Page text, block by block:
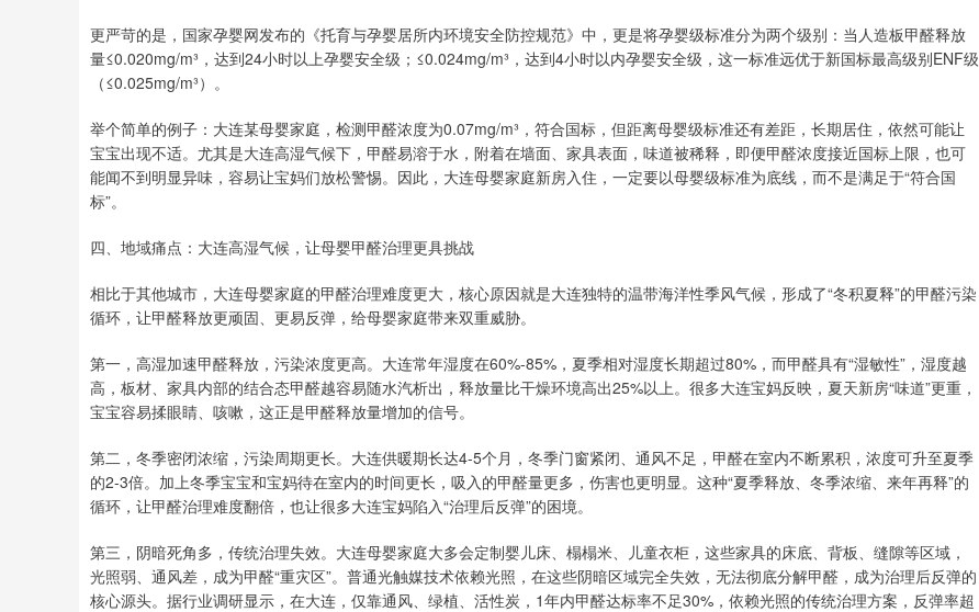
更严苛的是，国家孕婴网发布的《托育与孕婴居所内环境安全防控规范》中，更是将孕婴级标准分为两个级别：当人造板甲醛释放
量≤0.020mg/m³，达到24小时以上孕婴安全级；≤0.024mg/m³，达到4小时以内孕婴安全级，这一标准远优于新国标最高级别ENF级
（≤0.025mg/m³）。
举个简单的例子：大连某母婴家庭，检测甲醛浓度为0.07mg/m³，符合国标，但距离母婴级标准还有差距，长期居住，依然可能让
宝宝出现不适。尤其是大连高湿气候下，甲醛易溶于水，附着在墙面、家具表面，味道被稀释，即便甲醛浓度接近国标上限，也可
能闻不到明显异味，容易让宝妈们放松警惕。因此，大连母婴家庭新房入住，一定要以母婴级标准为底线，而不是满足于“符合国
标”。
四、地域痛点：大连高湿气候，让母婴甲醛治理更具挑战
相比于其他城市，大连母婴家庭的甲醛治理难度更大，核心原因就是大连独特的温带海洋性季风气候，形成了“冬积夏释”的甲醛污染
循环，让甲醛释放更顽固、更易反弹，给母婴家庭带来双重威胁。
第一，高湿加速甲醛释放，污染浓度更高。大连常年湿度在60%-85%，夏季相对湿度长期超过80%，而甲醛具有“湿敏性”，湿度越
高，板材、家具内部的结合态甲醛越容易随水汽析出，释放量比干燥环境高出25%以上。很多大连宝妈反映，夏天新房“味道”更重，
宝宝容易揉眼睛、咳嗽，这正是甲醛释放量增加的信号。
第二，冬季密闭浓缩，污染周期更长。大连供暖期长达4-5个月，冬季门窗紧闭、通风不足，甲醛在室内不断累积，浓度可升至夏季
的2-3倍。加上冬季宝宝和宝妈待在室内的时间更长，吸入的甲醛量更多，伤害也更明显。这种“夏季释放、冬季浓缩、来年再释”的
循环，让甲醛治理难度翻倍，也让很多大连宝妈陷入“治理后反弹”的困境。
第三，阴暗死角多，传统治理失效。大连母婴家庭大多会定制婴儿床、榻榻米、儿童衣柜，这些家具的床底、背板、缝隙等区域，
光照弱、通风差，成为甲醛“重灾区”。普通光触媒技术依赖光照，在这些阴暗区域完全失效，无法彻底分解甲醛，成为治理后反弹的
核心源头。据行业调研显示，在大连，仅靠通风、绿植、活性炭，1年内甲醛达标率不足30%，依赖光照的传统治理方案，反弹率超